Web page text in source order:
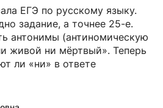
ЕГЭ по русскому языку.
задание, а точнее 25-е.
антонимы (антиномическую
живой ни мёртвый». Теперь
ли «ни» в ответе